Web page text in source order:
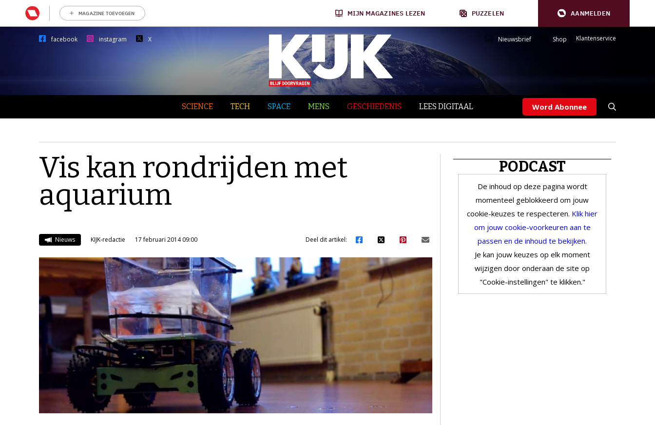
MAGAZINE TOEVOEGEN MIJN MAGAZINES LEZEN PUZZELEN AANMELDEN
facebook instagram X Nieuwsbrief Shop Klantenservice
SCIENCE TECH SPACE MENS GESCHIEDENIS LEES DIGITAAL Word Abonnee
Vis kan rondrijden met
aquarium
Nieuws KIJK-redactie 17 februari 2014 09:00 Deel dit artikel:
PODCAST
De inhoud op deze pagina wordt
momenteel geblokkeerd om jouw
cookie-keuzes te respecteren. Klik hier
om jouw cookie-voorkeuren aan te
passen en de inhoud te bekijken.
Je kan jouw keuzes op elk moment
wijzigen door onderaan de site op
"Cookie-instellingen" te klikken."